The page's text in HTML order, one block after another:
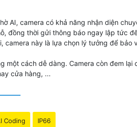
AI, camera có khả năng nhận diện
đồng thời gửi thông báo ngay lập tức
này là lựa chọn lý tưởng để bảo
một cách dễ dàng. Camera còn đem lại
cửa hàng, ...
Coding IP66